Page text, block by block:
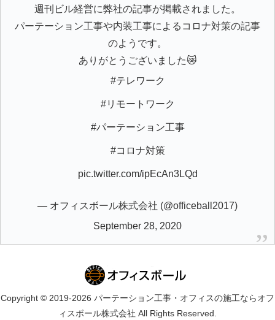
週刊ビル経営に弊社の記事が掲載されました。
パーテーション工事や内装工事によるコロナ対策の記事
のようです。
ありがとうございました😿
#テレワーク
#リモートワーク
#パーテーション工事
#コロナ対策
pic.twitter.com/ipEcAn3LQd
— オフィスボール株式会社 (@officeball2017)
September 28, 2020
Copyright © 2019-2026 パーテーション工事・オフィスの施工ならオフ
ィスボール株式会社 All Rights Reserved.